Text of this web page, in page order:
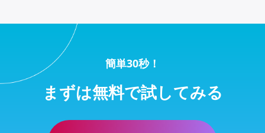
簡単30秒！
まずは無料で試してみる